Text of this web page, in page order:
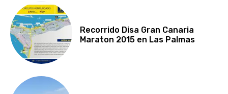
Recorrido Disa Gran Canaria
Maraton 2015 en Las Palmas